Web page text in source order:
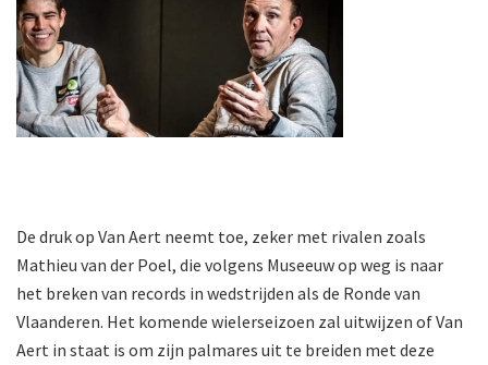
De druk op Van Aert neemt toe, zeker met rivalen zoals
Mathieu van der Poel, die volgens Museeuw op weg is naar
het breken van records in wedstrijden als de Ronde van
Vlaanderen. Het komende wielerseizoen zal uitwijzen of Van
Aert in staat is om zijn palmares uit te breiden met deze